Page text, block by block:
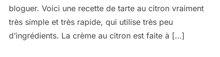
bloguer. Voici une recette de tarte au citron vraiment
très simple et très rapide, qui utilise très peu
d’ingrédients. La crème au citron est faite à […]